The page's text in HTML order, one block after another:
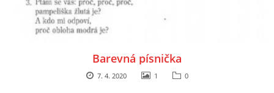
VZDĚLÁVACÍ BLOK LEDEN
VZDĚLÁVACÍ BLOK BŘEZEN
Barevná písnička
7. 4. 2020 1 0